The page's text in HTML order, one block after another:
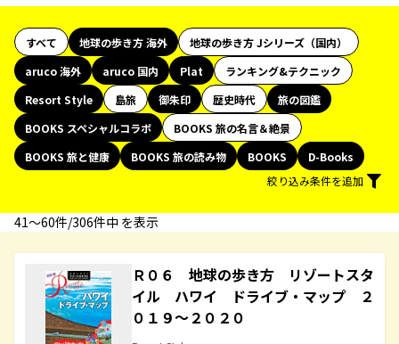
すべて 地球の歩き方 海外
地球の歩き方 Jシリーズ（国内）
aruco 海外
aruco 国内 Plat
ランキング&テクニック
Resort Style
島旅 御朱印 歴史時代
旅の図鑑
BOOKS スペシャルコラボ
BOOKS 旅の名言＆絶景
BOOKS 旅と健康
BOOKS 旅の読み物 BOOKS
D-Books
絞り込み条件を追加
41〜60件/306件中 を表示
Ｒ０６ 地球の歩き方 リゾートスタ
イル ハワイ ドライブ・マップ ２
０１９～２０２０